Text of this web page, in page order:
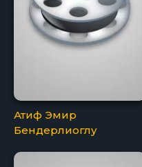
Атиф Эмир
Бендерлиоглу